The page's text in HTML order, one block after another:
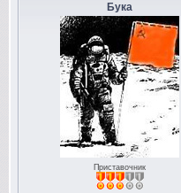
Бука
Приставочник